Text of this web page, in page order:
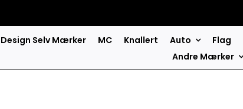
Design Selv Mærker MC Knallert Auto Flag
Andre Mærker